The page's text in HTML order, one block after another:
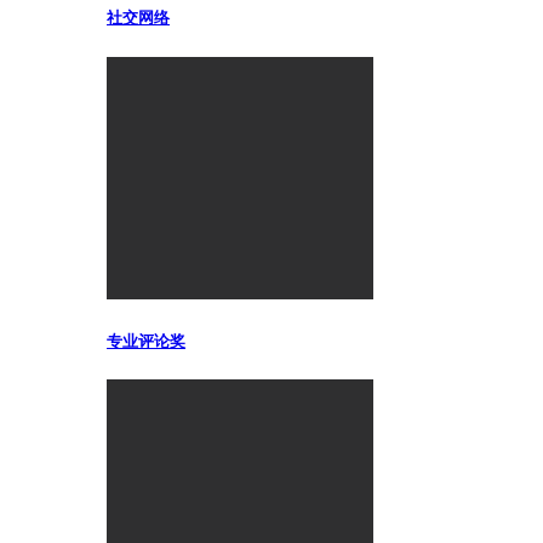
社交网络
专业评论奖